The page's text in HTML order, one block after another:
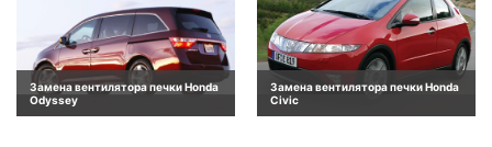
Замена вентилятора печки Honda
Odyssey
Замена вентилятора печки Honda
Civic